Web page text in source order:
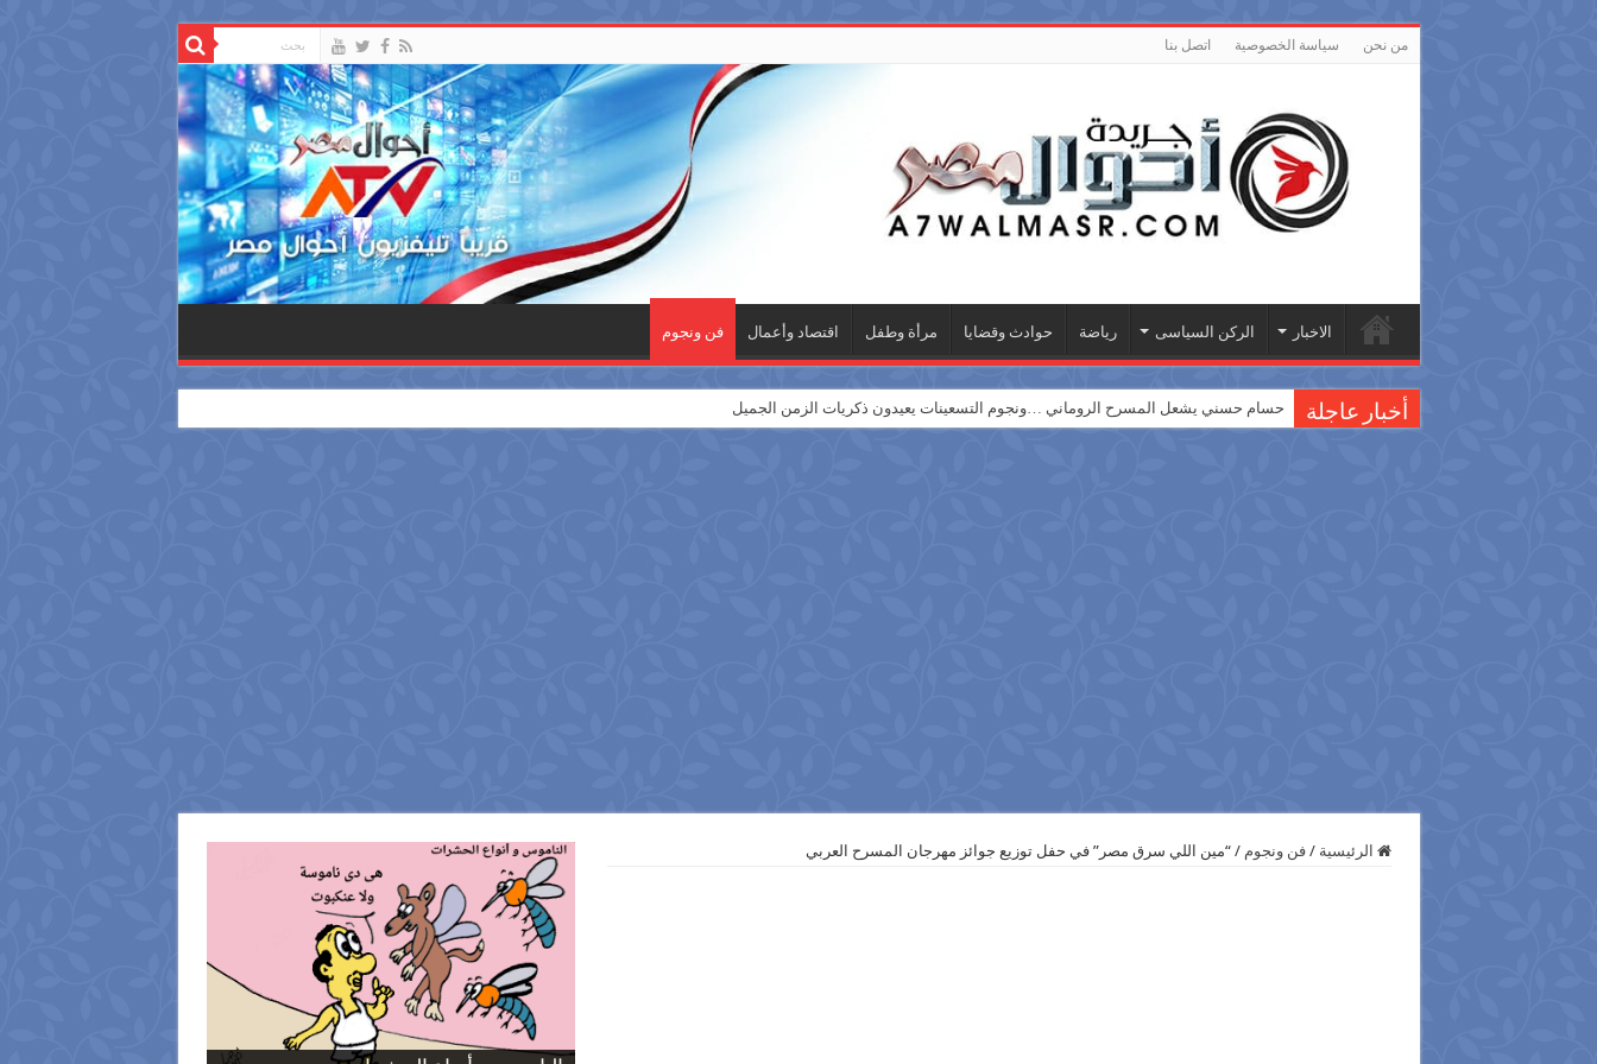
من نحن سياسة الخصوصية اتصل بنا
الاخبار الركن السياسى رياضة حوادث وقضايا مرأة وطفل اقتصاد وأعمال فن ونجوم
أخبار عاجلة حسام حسني يشعل المسرح الروماني …ونجوم التسعينات يعيدون ذكريات الزمن الجميل
الرئيسية / فن ونجوم / “مين اللي سرق مصر” في حفل توزيع جوائز مهرجان المسرح العربي